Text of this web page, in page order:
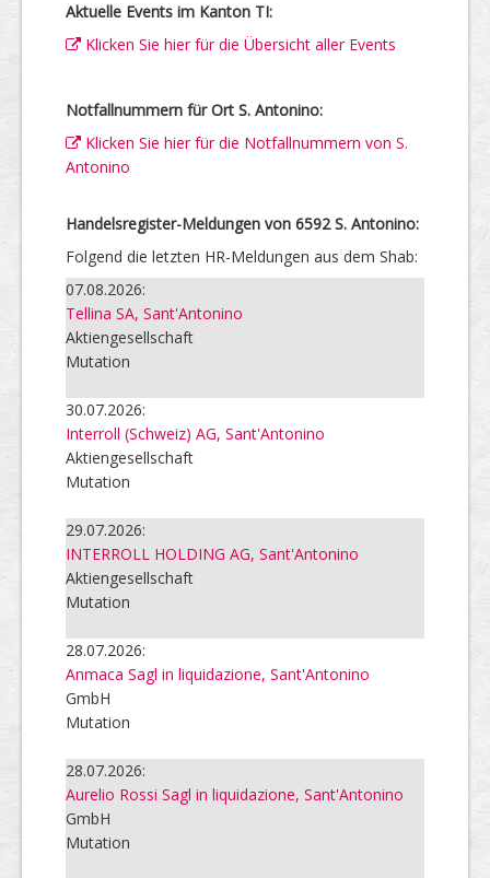
Aktuelle Events im Kanton TI:
Klicken Sie hier für die Übersicht aller Events
Notfallnummern für Ort S. Antonino:
Klicken Sie hier für die Notfallnummern von S.
Antonino
Handelsregister-Meldungen von 6592 S. Antonino:
Folgend die letzten HR-Meldungen aus dem Shab:
07.08.2026:
Tellina SA, Sant'Antonino
Aktiengesellschaft
Mutation
30.07.2026:
Interroll (Schweiz) AG, Sant'Antonino
Aktiengesellschaft
Mutation
29.07.2026:
INTERROLL HOLDING AG, Sant'Antonino
Aktiengesellschaft
Mutation
28.07.2026:
Anmaca Sagl in liquidazione, Sant'Antonino
GmbH
Mutation
28.07.2026:
Aurelio Rossi Sagl in liquidazione, Sant'Antonino
GmbH
Mutation